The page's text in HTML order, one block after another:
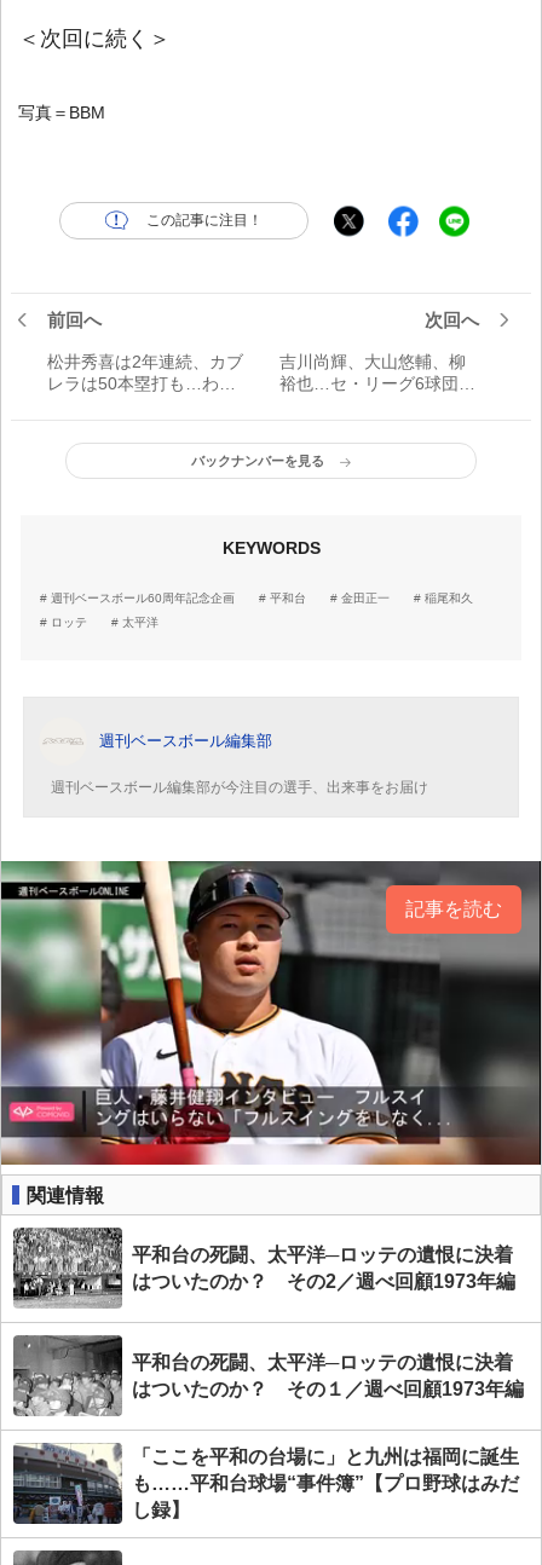
＜次回に続く＞
写真＝BBM
この記事に注目！
前回へ
松井秀喜は2年連続、カブ
レラは50本塁打も…わず
なかった選手は？
次回へ
吉川尚輝、大山悠輔、柳
裕也…セ・リーグ6球団
名」の現在地は？
バックナンバーを見る
KEYWORDS
週刊ベースボール60周年記念企画 平和台 金田正一
稲尾和久
ロッテ
太平洋
週刊ベースボール編集部
週刊ベースボール編集部が今注目の選手、出来事をお届け
記事を読む
関連情報
平和台の死闘、太平洋─ロッテの遺恨に決着
はついたのか？ その2／週べ回顧1973年編
平和台の死闘、太平洋─ロッテの遺恨に決着
はついたのか？ その１／週べ回顧1973年編
「ここを平和の台場に」と九州は福岡に誕生
も……平和台球場“事件簿”【プロ野球はみだ
し録】